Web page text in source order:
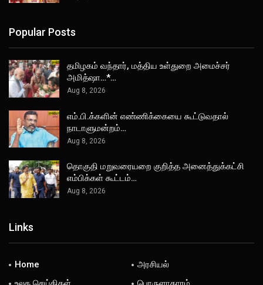
Popular Posts
தமிழகம் வந்தார், மத்திய உள்துறை அமைச்சர்
அமித்ஷா…*…
Aug 8, 2026
எம்.பி.க்களின் எண்ணிக்கையை கூட்டுவதால்
நாடாளுமன்றம்…
Aug 8, 2026
தொகுதி மறுவரையறை குறித்த அனைத்துக்கட்சி
எம்பிக்கள் கூட்டம்…
Aug 8, 2026
Links
Home
அரசியல்